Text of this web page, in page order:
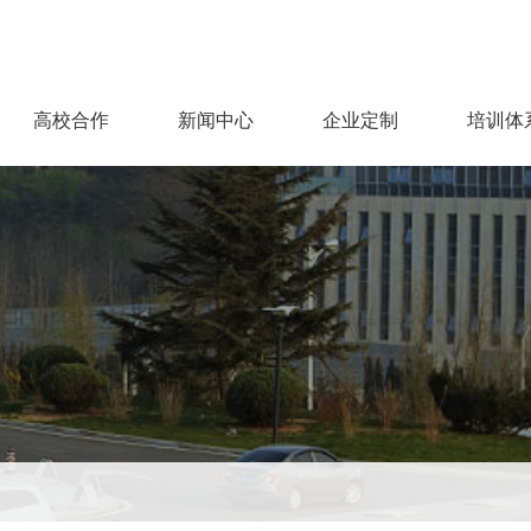
高校合作 新闻中心 企业定制 培训体